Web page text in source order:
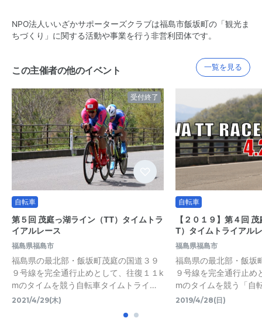
NPO法人いいざかサポーターズクラブは福島市飯坂町の「観光ま
ちづくり」に関する活動や事業を行う非営利団体です。
この主催者の他のイベント 一覧を見る
受付終了
自転車
第５回 茂庭っ湖ライン（TT）タイムトラ
イアルレース
福島県福島市
福島県の最北部・飯坂町茂庭の国道３９
９号線を完全通行止めとして、往復１１k
mのタイムを競う自転車タイムトライ…
2021/4/29(木)
自転車
【２０１９】第４回
T）タイムトライアル
福島県福島市
福島県の最北部・飯坂
９号線を完全通行止め
mのタイムを競う「自
2019/4/28(日)